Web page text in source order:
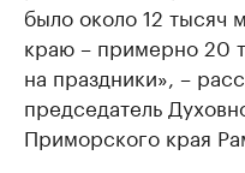
было около 12 тысяч
краю – примерно 20
на праздники», –
председатель
Приморского края